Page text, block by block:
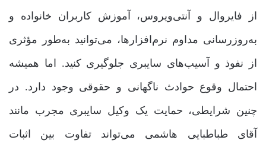
از فایروال و آنتی‌ویروس، آموزش کاربران خانواده و
به‌روزرسانی مداوم نرم‌افزارها، می‌توانید به‌طور مؤثری
از نفوذ و آسیب‌های سایبری جلوگیری کنید. اما همیشه
احتمال وقوع حوادث ناگهانی و حقوقی وجود دارد. در
چنین شرایطی، حمایت یک وکیل سایبری مجرب مانند
آقای طباطبایی هاشمی می‌تواند تفاوت بین اثبات